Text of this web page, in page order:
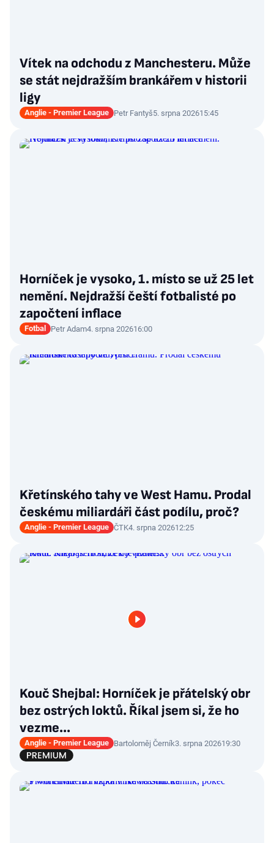
Vítek na odchodu z Manchesteru. Může
se stát nejdražším brankářem v historii
ligy
Anglie - Premier League Petr Fantyš5. srpna 202615:45
Horníček je vysoko, 1. místo se už 25 let
nemění. Nejdražší čeští fotbalisté po
započtení inflace
Fotbal Petr Adam4. srpna 202616:00
Křetínského tahy ve West Hamu. Prodal
českému miliardáři část podílu, proč?
Anglie - Premier League ČTK4. srpna 202612:25
Kouč Shejbal: Horníček je přátelský obr
bez ostrých loktů. Říkal jsem si, že ho
vezme...
Anglie - Premier League Bartoloměj Černík3. srpna 202619:30